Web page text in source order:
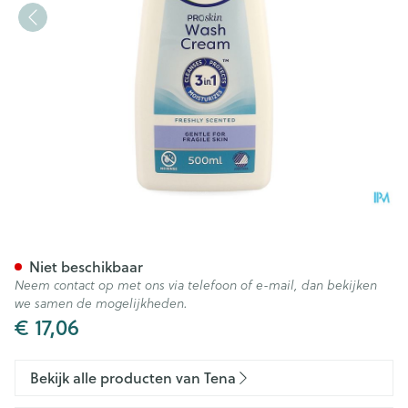
€ 17,06
Niet beschikbaar
Neem contact op met ons via telefoon of e-mail, dan bekijken
we samen de mogelijkheden.
Bekijk alle producten van Tena